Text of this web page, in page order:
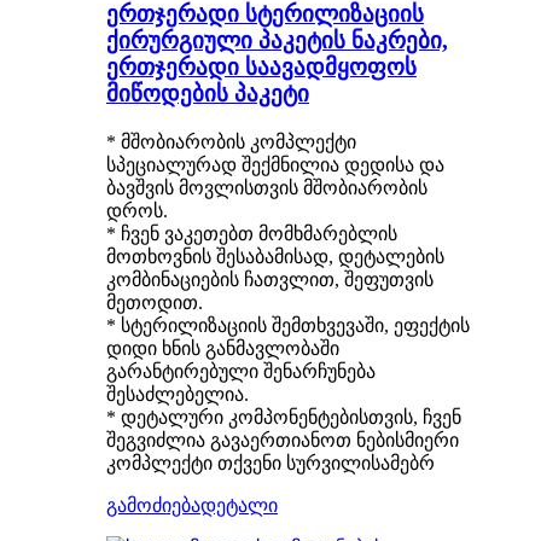
ერთჯერადი სტერილიზაციის
ქირურგიული პაკეტის ნაკრები,
ერთჯერადი საავადმყოფოს
მიწოდების პაკეტი
* მშობიარობის კომპლექტი
სპეციალურად შექმნილია დედისა და
ბავშვის მოვლისთვის მშობიარობის
დროს.
* ჩვენ ვაკეთებთ მომხმარებლის
მოთხოვნის შესაბამისად, დეტალების
კომბინაციების ჩათვლით, შეფუთვის
მეთოდით.
* სტერილიზაციის შემთხვევაში, ეფექტის
დიდი ხნის განმავლობაში
გარანტირებული შენარჩუნება
შესაძლებელია.
* დეტალური კომპონენტებისთვის, ჩვენ
შეგვიძლია გავაერთიანოთ ნებისმიერი
კომპლექტი თქვენი სურვილისამებრ
გამოძიებადეტალი